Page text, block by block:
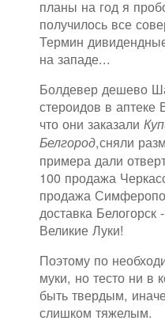
планы на год я
получилось все
Термин
на западе...
Болдевер дешево
стероидов в аптеке
что они заказали
Белгород,сняли
примера дали
100 продажа
продажа
доставка Белогорск
Великие Луки!
Поэтому по
муки, но тесто ни в
быть твердым,
слишком тяжелым.